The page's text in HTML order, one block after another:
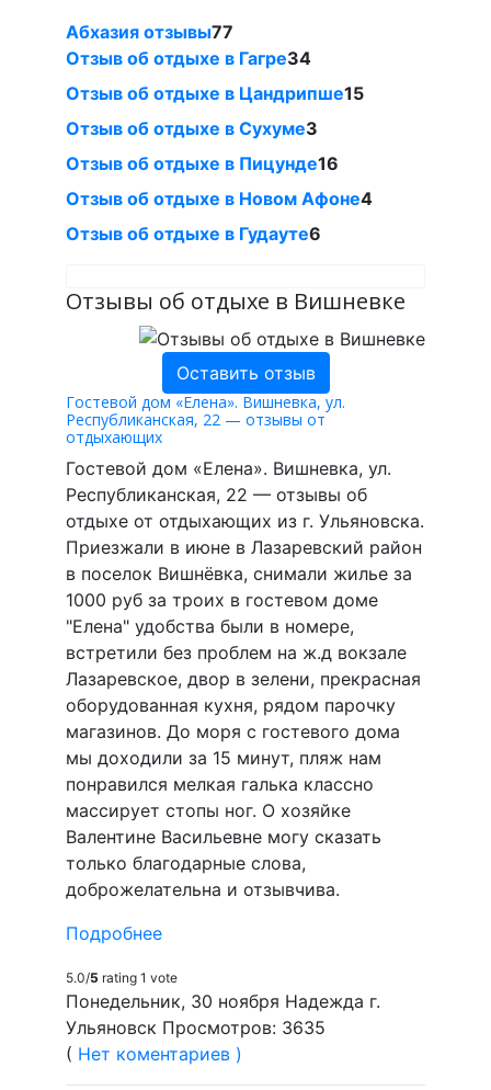
Абхазия отзывы77
Отзыв об отдыхе в Гагре34
Отзыв об отдыхе в Цандрипше15
Отзыв об отдыхе в Сухуме3
Отзыв об отдыхе в Пицунде16
Отзыв об отдыхе в Новом Афоне4
Отзыв об отдыхе в Гудауте6
Отзывы об отдыхе в Вишневке
Оставить отзыв
Гостевой дом «Елена». Вишневка, ул.
Республиканская, 22 — отзывы от
отдыхающих
Гостевой дом «Елена». Вишневка, ул.
Республиканская, 22 — отзывы об
отдыхе от отдыхающих из г. Ульяновска.
Приезжали в июне в Лазаревский район
в поселок Вишнёвка, снимали жилье за
1000 руб за троих в гостевом доме
"Елена" удобства были в номере,
встретили без проблем на ж.д вокзале
Лазаревское, двор в зелени, прекрасная
оборудованная кухня, рядом парочку
магазинов. До моря с гостевого дома
мы доходили за 15 минут, пляж нам
понравился мелкая галька классно
массирует стопы ног. О хозяйке
Валентине Васильевне могу сказать
только благодарные слова,
доброжелательна и отзывчива.
Подробнее
5.0/5 rating 1 vote
Понедельник, 30 ноября Надежда г.
Ульяновск Просмотров: 3635
( Нет коментариев )